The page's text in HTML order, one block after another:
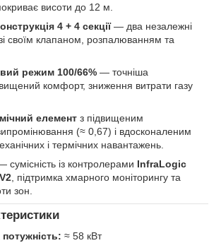
висоти до 12 м.
4 + 4 секції— два незалежні
своїм клапаном, розпалюванням та
режим 100/66% — точніша
комфорт, зниження витрати газу
елемент з підвищеним
(≈ 0,67) і вдосконаленим
і термічних навантажень.
сумісність із контролерами InfraLogic
, підтримка хмарного моніторингу та
зон.
≈ 58 кВт